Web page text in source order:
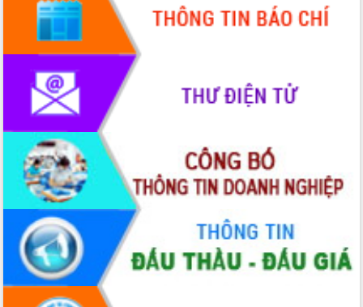
doanh nghiệp nhà nước
Hội nghị triển khai kết nối mạng
truyền số liệu chuyên dùng phục vụ cơ
quan Đảng, Nhà nước
Lễ phát động chuỗi hoạt động chung
tay làm sạch môi trường
Xã Ea Kar bước chuyển mình trong
công tác cải cách hành chính mô hình
mới
UBND tỉnh họp báo định kỳ tháng 4
năm 2026
Hội thảo khoa học “Giải pháp thúc đẩy
phát triển nền kinh tế xanh tại tỉnh
Đắk Lắk”
Tăng cường giám sát, đôn đốc thực
hiện nhiệm vụ quản lý tài sản công
hàng tuần